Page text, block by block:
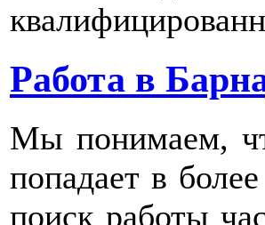
Работа в
Мы понимаем,
попадает в
поиск работы